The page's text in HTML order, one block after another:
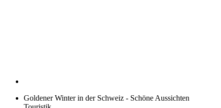
Goldener Winter in der Schweiz - Schöne Aussichten